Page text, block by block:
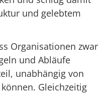
und gelebtem
Organisationen zwar
und Abläufe
unabhängig von
Gleichzeitig